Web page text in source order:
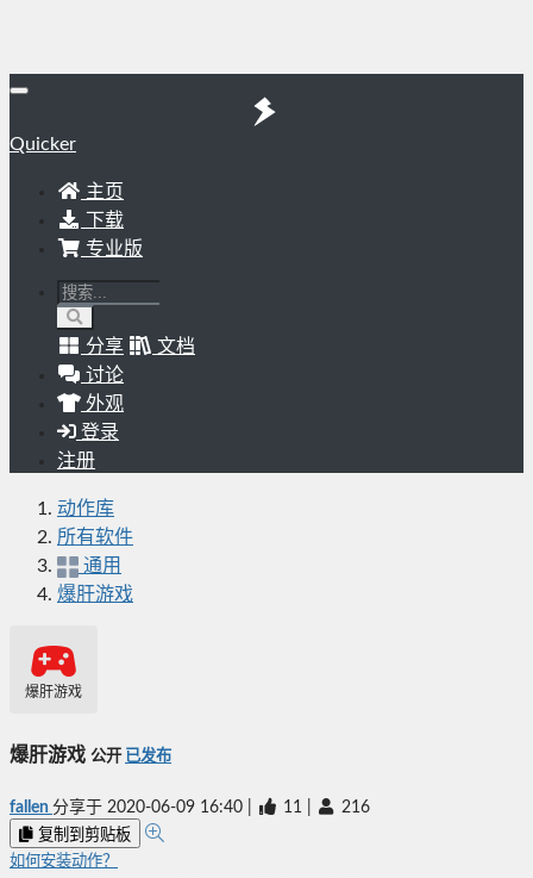
Quicker
主页
下载
专业版
分享
文档
讨论
外观
登录
注册
动作库
所有软件
通用
爆肝游戏
爆肝游戏
爆肝游戏 公开 已发布
fallen 分享于 2020-06-09 16:40 11 216
复制到剪贴板
如何安装动作？